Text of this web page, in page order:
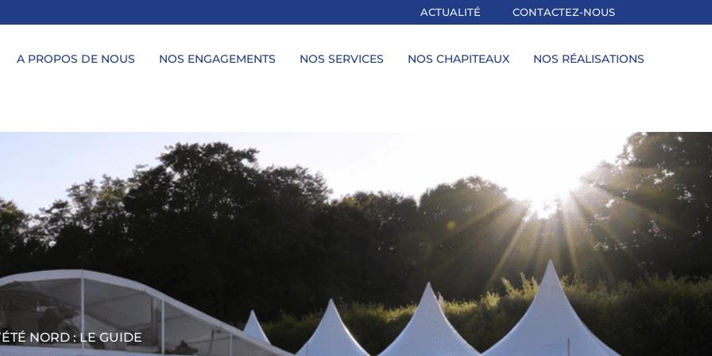
ACTUALITÉ CONTACTEZ-NOUS
A PROPOS DE NOUS NOS ENGAGEMENTS NOS SERVICES NOS CHAPITEAUX NOS RÉALISATIONS
NORD : LE GUIDE